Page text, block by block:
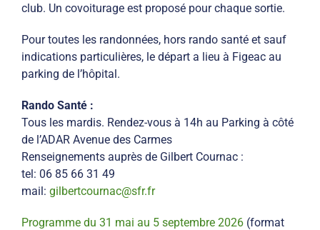
club. Un covoiturage est proposé pour chaque sortie.
Pour toutes les randonnées, hors rando santé et sauf
indications particulières, le départ a lieu à Figeac au
parking de l’hôpital.
Rando Santé :
Tous les mardis. Rendez-vous à 14h au Parking à côté
de l’ADAR Avenue des Carmes
Renseignements auprès de Gilbert Cournac :
tel: 06 85 66 31 49
mail: gilbertcournac@sfr.fr
Programme du 31 mai au 5 septembre 2026 (format